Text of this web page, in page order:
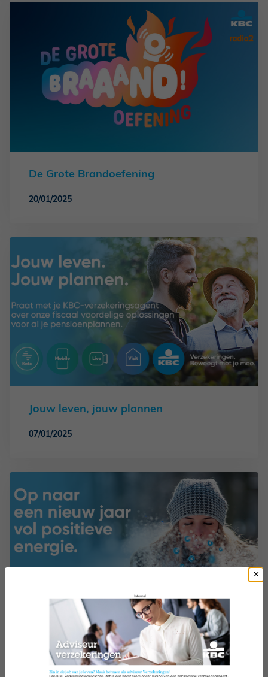
De Grote Brandoefening
20/01/2025
Jouw leven, jouw plannen
07/01/2025
Nieuwjaarswensen
07/12/2024